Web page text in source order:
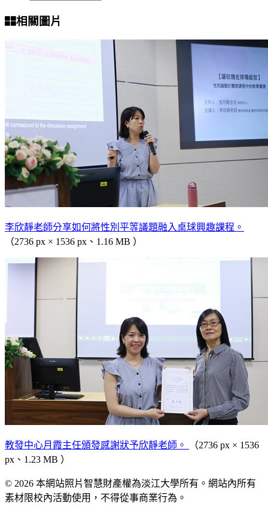
相關圖片
李欣靜老師分享如何將性別平等議題融入桌球興趣課程。
（2736 px × 1536 px、1.16 MB ）
教發中心月霞主任頒發感謝狀予欣靜老師。
（2736 px × 1536
px、1.23 MB ）
© 2026 本網站照片智慧財產權為淡江大學所有。網站內所有
素材限校內活動使用，不得從事商業行為。